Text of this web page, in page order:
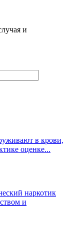
и
в крови,
оценке...
наркотик
и